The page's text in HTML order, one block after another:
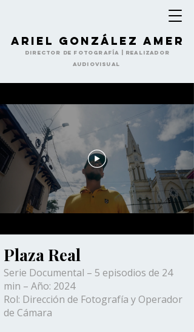
Ariel González Amer
Director de Fotografía | Realizador
Audiovisual
Plaza Real
Serie Documental – 5 episodios de 24
min – Año: 2024
Rol: Dirección de Fotografía y Operador
de Cámara